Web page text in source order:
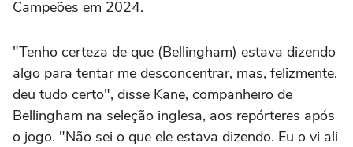
Campeões em 2024.
"Tenho certeza de que (Bellingham) estava dizendo
algo para tentar me desconcentrar, mas, felizmente,
deu tudo certo", disse Kane, companheiro de
Bellingham na seleção inglesa, aos repórteres após
o jogo. "Não sei o que ele estava dizendo. Eu o vi ali